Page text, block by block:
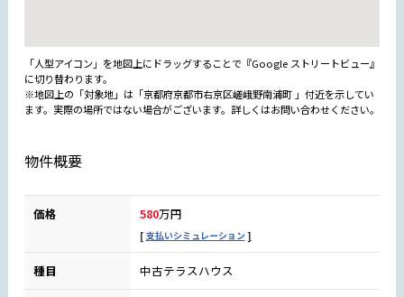
「人型アイコン」を地図上にドラッグすることで『Google ストリートビュー』
に切り替わります。
※地図上の「対象地」は「京都府京都市右京区嵯峨野南浦町 」付近を示してい
ます。実際の場所ではない場合がございます。詳しくはお問い合わせください。
物件概要
価格 580万円
支払いシミュレーション
種目 中古テラスハウス